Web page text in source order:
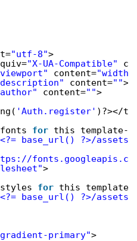
"utf-8">
"X-UA-Compatible"
content=
content="">
content="">
'Auth.register' )?></
for this template--
base_url() ?>/
>
for this
base_url() ?>/assets/
primary">